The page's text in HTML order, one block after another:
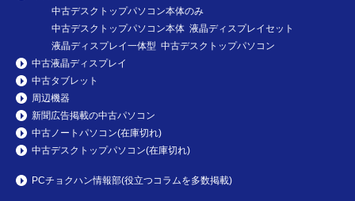
中古デスクトップパソコン本体のみ
中古デスクトップパソコン本体 液晶ディスプレイセット
液晶ディスプレイ一体型 中古デスクトップパソコン
中古液晶ディスプレイ
中古タブレット
周辺機器
新聞広告掲載の中古パソコン
中古ノートパソコン(在庫切れ)
中古デスクトップパソコン(在庫切れ)
PCチョクハン情報部(役立つコラムを多数掲載)